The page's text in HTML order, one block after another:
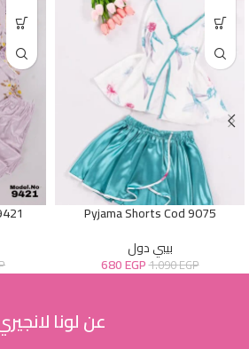
Pyjama Shorts Cod 9075
بيبي دول
1.090EGP
680EGP
عن لونا